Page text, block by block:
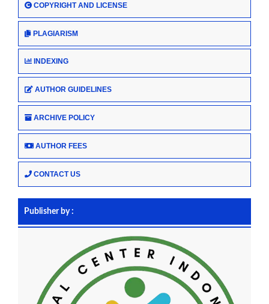
COPYRIGHT AND LICENSE
PLAGIARISM
INDEXING
AUTHOR GUIDELINES
ARCHIVE POLICY
AUTHOR FEES
CONTACT US
Publisher by :